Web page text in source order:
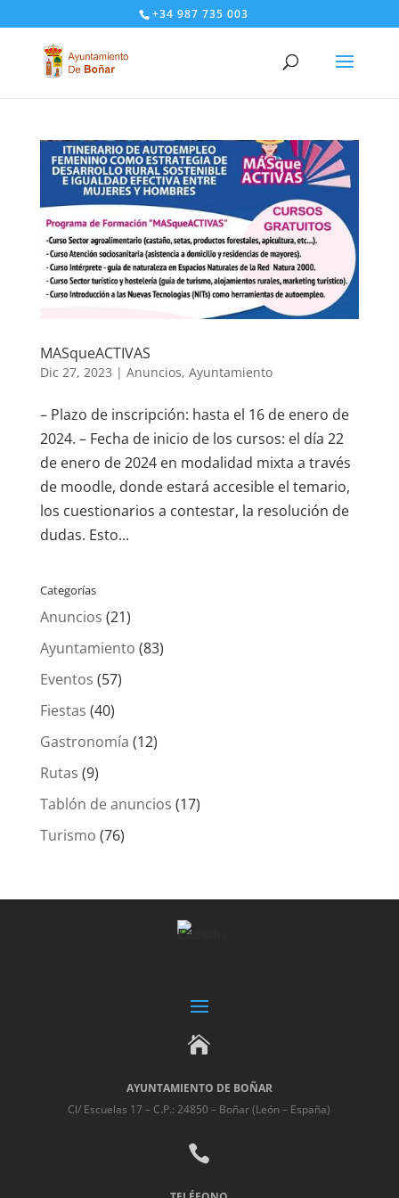
+34 987 735 003
MASqueACTIVAS
Dic 27, 2023 | Anuncios, Ayuntamiento
– Plazo de inscripción: hasta el 16 de enero de
2024. – Fecha de inicio de los cursos: el día 22
de enero de 2024 en modalidad mixta a través
de moodle, donde estará accesible el temario,
los cuestionarios a contestar, la resolución de
dudas. Esto...
Categorías
Anuncios (21)
Ayuntamiento (83)
Eventos (57)
Fiestas (40)
Gastronomía (12)
Rutas (9)
Tablón de anuncios (17)
Turismo (76)

AYUNTAMIENTO DE BOÑAR
Cl/ Escuelas 17 – C.P.: 24850 – Boñar (León – España)
